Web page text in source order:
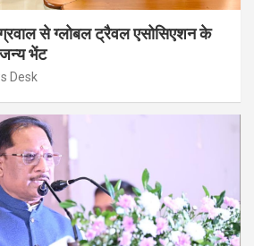
से ग्लोबल ट्रैवल एसोसिएशन के
भेंट
Desk